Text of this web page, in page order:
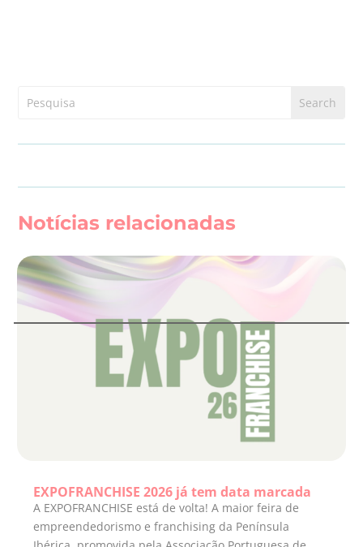
Notícias relacionadas
EXPOFRANCHISE 2026 já tem data marcada
A EXPOFRANCHISE está de volta! A maior feira de
empreendedorismo e franchising da Península